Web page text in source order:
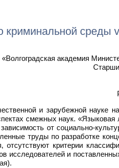
криминальной среды
академия
и зарубежной науке
смежных наук. «Языковая
от социально-
труды по разработке
критерии
исследователей и